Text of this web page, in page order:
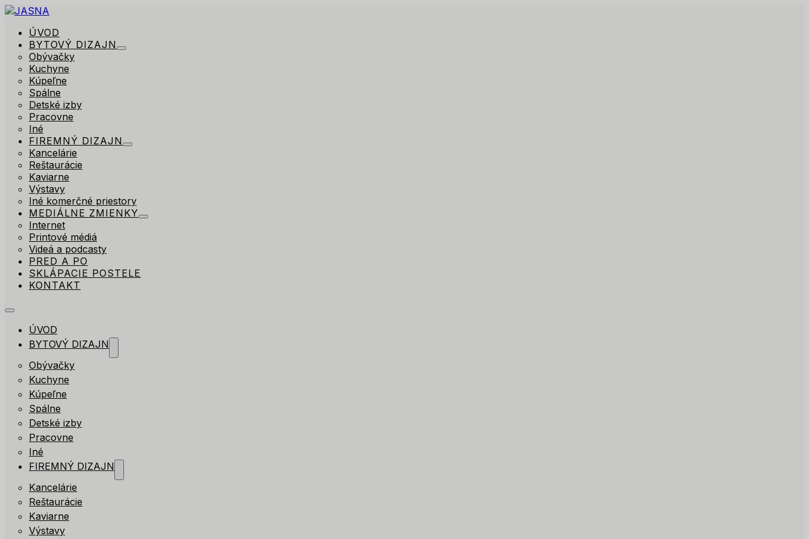
ÚVOD
BYTOVÝ DIZAJN
Obývačky
Kuchyne
Kúpeľne
Spálne
Detské izby
Pracovne
Iné
FIREMNÝ DIZAJN
Kancelárie
Reštaurácie
Kaviarne
Výstavy
Iné komerčné priestory
MEDIÁLNE ZMIENKY
Internet
Printové médiá
Videá a podcasty
PRED A PO
SKLÁPACIE POSTELE
KONTAKT
ÚVOD
BYTOVÝ DIZAJN
Obývačky
Kuchyne
Kúpeľne
Spálne
Detské izby
Pracovne
Iné
FIREMNÝ DIZAJN
Kancelárie
Reštaurácie
Kaviarne
Výstavy